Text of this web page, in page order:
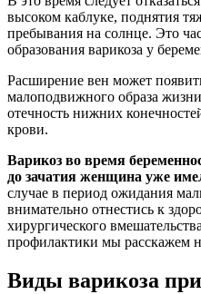
высоком каблуке, поднятия
пребывания на солнце. Это
образования варикоза у
Расширение вен может
малоподвижного образа
отечность нижних
крови.
Варикоз во время
до зачатия женщина уже
случае в период ожидания
внимательно отнестись к
хирургического
профилактики мы расскажем
Виды варикоза